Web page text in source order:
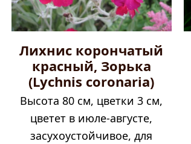
Лихнис корончатый
красный, Зорька
(Lychnis coronaria)
Высота 80 см, цветки 3 см,
цветет в июле-августе,
засухоустойчивое, для